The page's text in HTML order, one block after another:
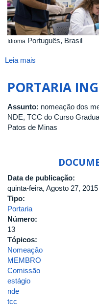
Graduação
em
Biotecnologia
-
UNIVERSIDADE
DE
UBERLÂNDIA
Idioma Português, Brasil
Leia mais
PORTARIA
Assunto: nomeação dos
NDE, TCC do Curso
Patos de Minas
Data de publicação:
quinta-feira, Agosto 27, 2015
Tipo:
Portaria
Número:
13
Tópicos:
Nomeação
MEMBRO
Comissão
estágio
nde
tcc